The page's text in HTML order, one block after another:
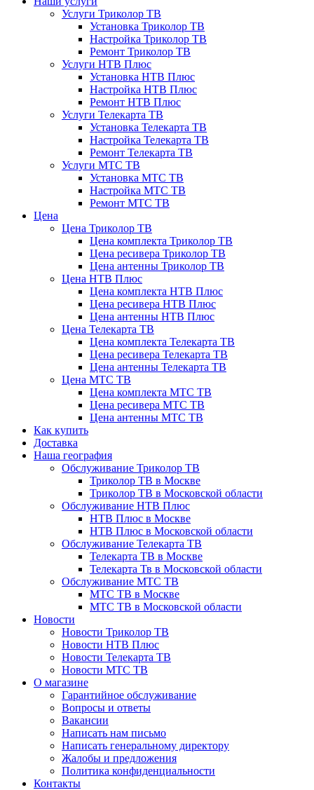
Услуги Триколор ТВ
Установка Триколор ТВ
Настройка Триколор ТВ
Ремонт Триколор ТВ
Услуги НТВ Плюс
Установка НТВ Плюс
Настройка НТВ Плюс
Ремонт НТВ Плюс
Услуги Телекарта ТВ
Установка Телекарта ТВ
Настройка Телекарта ТВ
Ремонт Телекарта ТВ
Услуги МТС ТВ
Установка МТС ТВ
Настройка МТС ТВ
Ремонт МТС ТВ
Цена
Цена Триколор ТВ
Цена комплекта Триколор ТВ
Цена ресивера Триколор ТВ
Цена антенны Триколор ТВ
Цена НТВ Плюс
Цена комплекта НТВ Плюс
Цена ресивера НТВ Плюс
Цена антенны НТВ Плюс
Цена Телекарта ТВ
Цена комплекта Телекарта ТВ
Цена ресивера Телекарта ТВ
Цена антенны Телекарта ТВ
Цена МТС ТВ
Цена комплекта МТС ТВ
Цена ресивера МТС ТВ
Цена антенны МТС ТВ
Как купить
Доставка
Наша география
Обслуживание Триколор ТВ
Триколор ТВ в Москве
Триколор ТВ в Московской области
Обслуживание НТВ Плюс
НТВ Плюс в Москве
НТВ Плюс в Московской области
Обслуживание Телекарта ТВ
Телекарта ТВ в Москве
Телекарта Тв в Московской области
Обслуживание МТС ТВ
МТС ТВ в Москве
МТС ТВ в Московской области
Новости
Новости Триколор ТВ
Новости НТВ Плюс
Новости Телекарта ТВ
Новости МТС ТВ
О магазине
Гарантийное обслуживание
Вопросы и ответы
Вакансии
Написать нам письмо
Написать генеральному директору
Жалобы и предложения
Политика конфиденциальности
Контакты